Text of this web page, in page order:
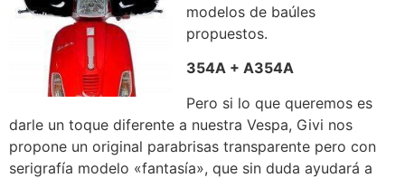
modelos de baúles
propuestos.
354A + A354A
Pero si lo que queremos es
darle un toque diferente a nuestra Vespa, Givi nos
propone un original parabrisas transparente pero con
serigrafía modelo «fantasía», que sin duda ayudará a